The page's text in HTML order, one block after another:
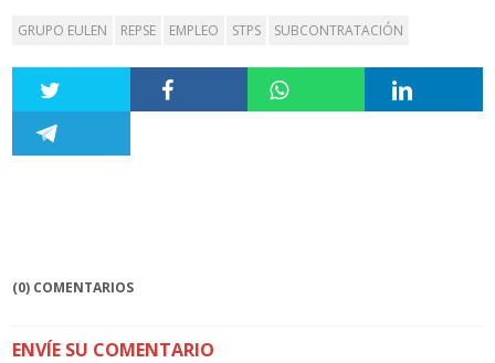
GRUPO EULEN REPSE EMPLEO STPS SUBCONTRATACIÓN
(0) COMENTARIOS
ENVÍE SU COMENTARIO